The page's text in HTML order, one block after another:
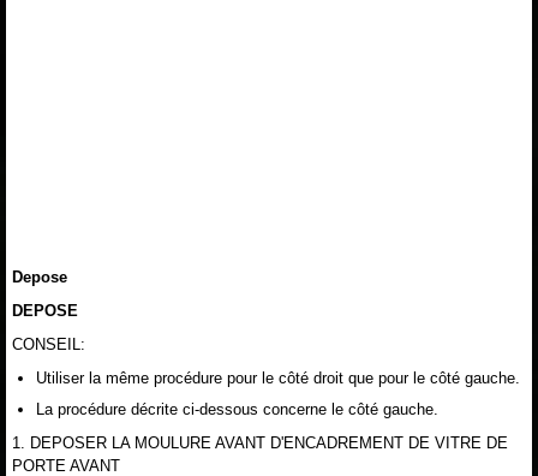
Depose
DEPOSE
CONSEIL:
Utiliser la même procédure pour le côté droit que pour le côté gauche.
La procédure décrite ci-dessous concerne le côté gauche.
1. DEPOSER LA MOULURE AVANT D'ENCADREMENT DE VITRE DE
PORTE AVANT